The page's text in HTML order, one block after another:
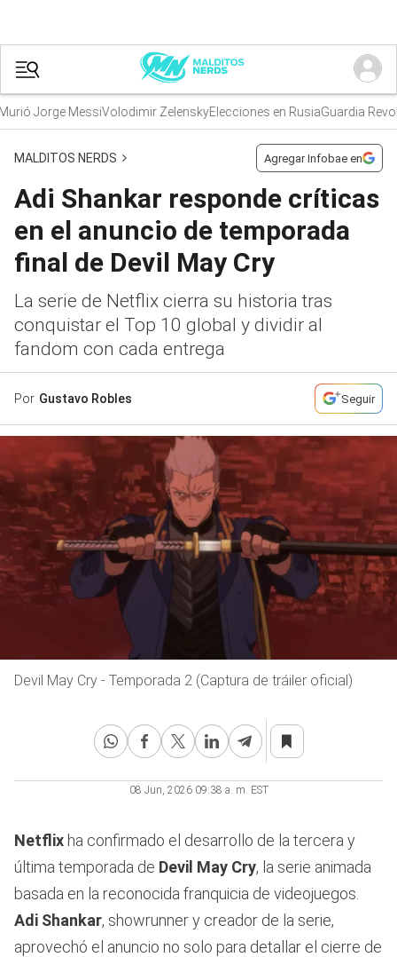
Jorge MessiVolodimir ZelenskyElecciones en RusiaGuardia
MALDITOS NERDS Agregar Infobae en
Adi Shankar responde críticas
en el anuncio de temporada
final de Devil May Cry
La serie de Netflix cierra su historia tras
conquistar el Top 10 global y dividir al
fandom con cada entrega
Por Gustavo Robles Seguir
Devil May Cry - Temporada 2 (Captura de tráiler oficial)
08 Jun, 2026 09:38 a. m. EST
Netflix ha confirmado el desarrollo de la tercera y
última temporada de Devil May Cry, la serie animada
basada en la reconocida franquicia de videojuegos.
Adi Shankar, showrunner y creador de la serie,
aprovechó el anuncio no solo para detallar el cierre de